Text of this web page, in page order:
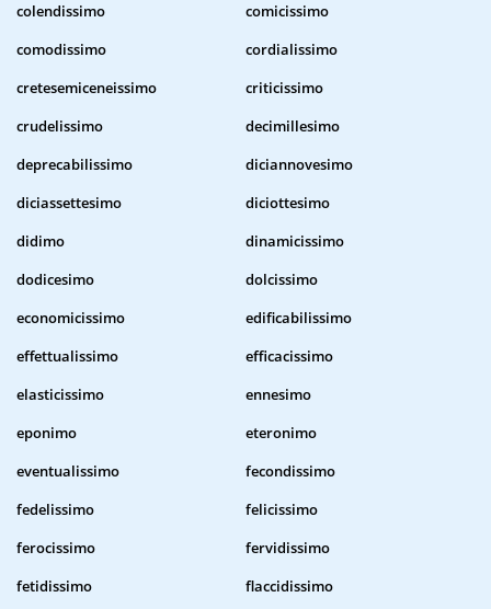
colendissimo
comicissimo
comodissimo
cordialissimo
cretesemiceneissimo
criticissimo
crudelissimo
decimillesimo
deprecabilissimo
diciannovesimo
diciassettesimo
diciottesimo
didimo
dinamicissimo
dodicesimo
dolcissimo
economicissimo
edificabilissimo
effettualissimo
efficacissimo
elasticissimo
ennesimo
eponimo
eteronimo
eventualissimo
fecondissimo
fedelissimo
felicissimo
ferocissimo
fervidissimo
fetidissimo
flaccidissimo